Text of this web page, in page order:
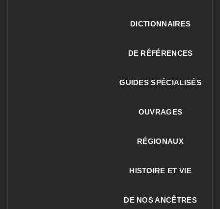
DICTIONNAIRES
DE RÉFÉRENCES
GUIDES SPÉCIALISÉS
OUVRAGES
RÉGIONAUX
HISTOIRE ET VIE
DE NOS ANCÊTRES